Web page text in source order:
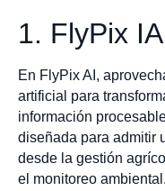
1. FlyPix IA
En FlyPix AI,
artificial para
información
diseñada para admitir
desde la gestión
el monitoreo